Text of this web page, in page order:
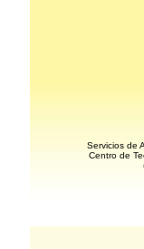
Servicios de
Centro de